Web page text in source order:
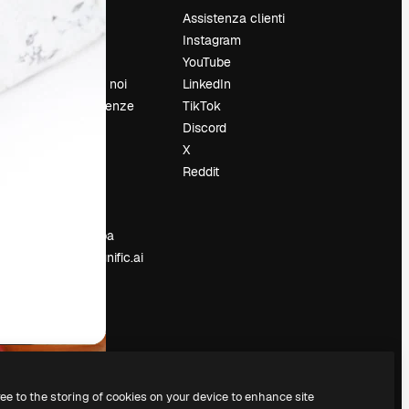
Prezzi
Recensioni
Lavora con noi
Cerca tendenze
Sala stampa
Cerchi magnific.ai
Assistenza clienti
Instagram
YouTube
LinkedIn
TikTok
Discord
X
Reddit
to the storing of cookies on your device to enhance site